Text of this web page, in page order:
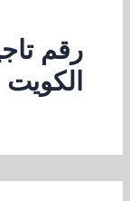
رقم
الكويت